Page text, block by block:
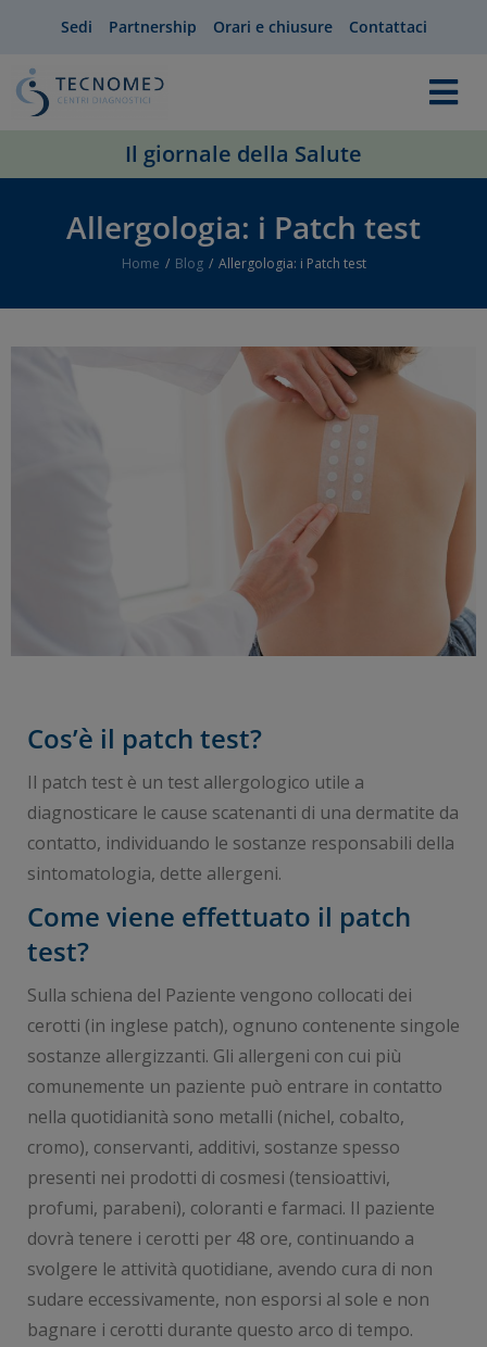
Sedi Partnership Orari e chiusure Contattaci
Il giornale della Salute
Allergologia: i Patch test
Home Blog Allergologia: i Patch test
Cos’è il patch test?
Il patch test è un test allergologico utile a
diagnosticare le cause scatenanti di una dermatite da
contatto, individuando le sostanze responsabili della
sintomatologia, dette allergeni.
Come viene effettuato il patch
test?
Sulla schiena del Paziente vengono collocati dei
cerotti (in inglese patch), ognuno contenente singole
sostanze allergizzanti. Gli allergeni con cui più
comunemente un paziente può entrare in contatto
nella quotidianità sono metalli (nichel, cobalto,
cromo), conservanti, additivi, sostanze spesso
presenti nei prodotti di cosmesi (tensioattivi,
profumi, parabeni), coloranti e farmaci. Il paziente
dovrà tenere i cerotti per 48 ore, continuando a
svolgere le attività quotidiane, avendo cura di non
sudare eccessivamente, non esporsi al sole e non
bagnare i cerotti durante questo arco di tempo.